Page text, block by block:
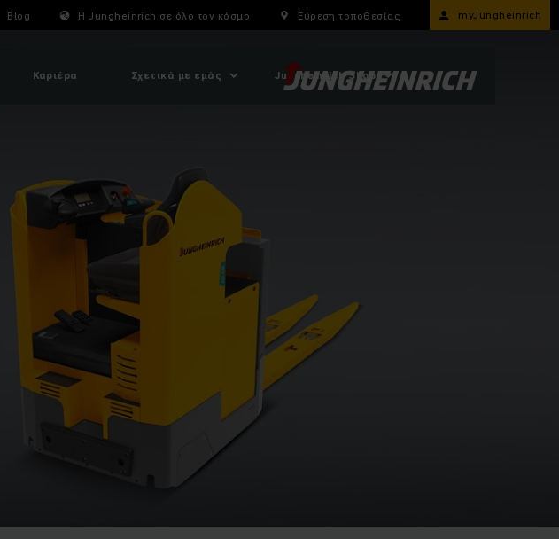
Blog Η Jungheinrich σε όλο τον κόσμο Εύρεση τοποθεσίας myJungheinrich
Καριέρα Σχετικά με εμάς Jungheinrich Shop